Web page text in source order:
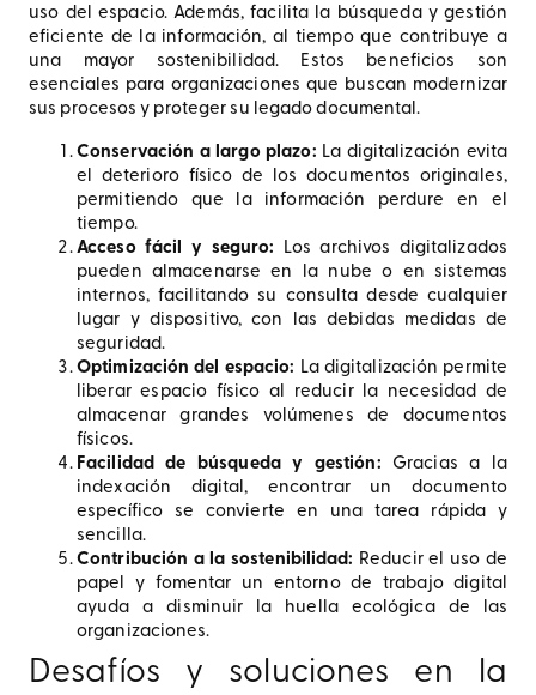
uso del espacio. Además, facilita la búsqueda y gestión
eficiente de la información, al tiempo que contribuye a
una mayor sostenibilidad. Estos beneficios son
esenciales para organizaciones que buscan modernizar
sus procesos y proteger su legado documental.
Conservación a largo plazo: La digitalización evita
el deterioro físico de los documentos originales,
permitiendo que la información perdure en el
tiempo.
Acceso fácil y seguro: Los archivos digitalizados
pueden almacenarse en la nube o en sistemas
internos, facilitando su consulta desde cualquier
lugar y dispositivo, con las debidas medidas de
seguridad.
Optimización del espacio: La digitalización permite
liberar espacio físico al reducir la necesidad de
almacenar grandes volúmenes de documentos
físicos.
Facilidad de búsqueda y gestión: Gracias a la
indexación digital, encontrar un documento
específico se convierte en una tarea rápida y
sencilla.
Contribución a la sostenibilidad: Reducir el uso de
papel y fomentar un entorno de trabajo digital
ayuda a disminuir la huella ecológica de las
organizaciones.
Desafíos y soluciones en la